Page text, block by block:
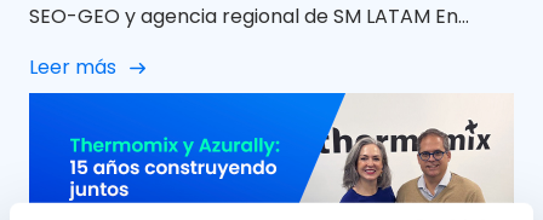
SEO-GEO y agencia regional de SM LATAM En
Minor Hotels Europe & Americas (NH Hoteles) una
relación que, con el paso del tiempo, ha ido mucho
más allá de un proyecto puntual para convertirse
en una alianza sólida, cercana y […]
Leer más